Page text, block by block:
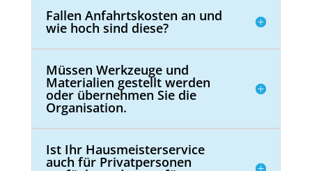
Fallen Anfahrtskosten an und
wie hoch sind diese?
Müssen Werkzeuge und
Materialien gestellt werden
oder übernehmen Sie die
Organisation.
Ist Ihr Hausmeisterservice
auch für Privatpersonen